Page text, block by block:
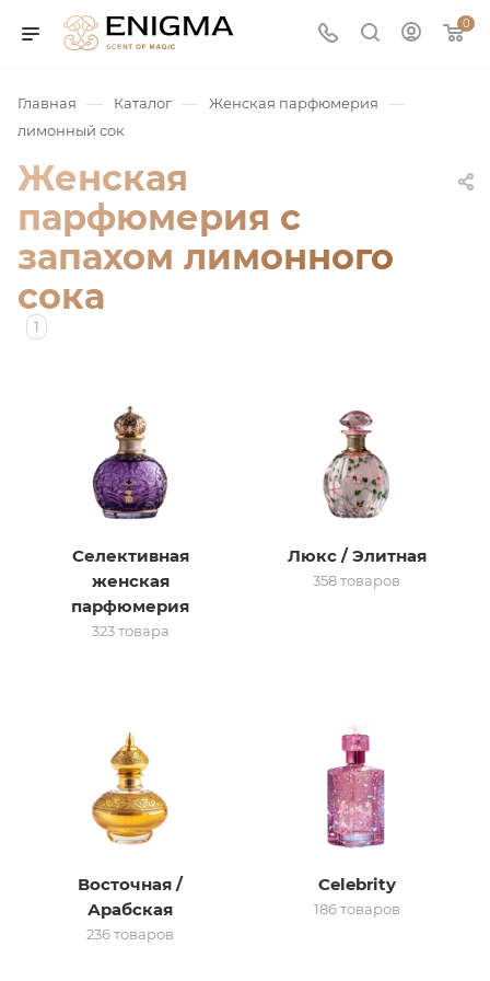
0
/ Нишевая
Арабская
сертификат
Главная — Каталог — Женская парфюмерия —
лимонный сок
Женская
парфюмерия с
запахом лимонного
сока
1
Селективная
женская
парфюмерия
323 товара
Люкс / Элитная
358 товаров
Восточная /
Арабская
236 товаров
Celebrity
186 товаров